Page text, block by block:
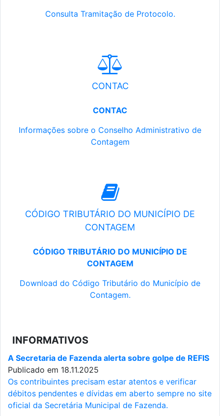
Consulta Tramitação de Protocolo.
CONTAC
CONTAC
Informações sobre o Conselho Administrativo de
Contagem
CÓDIGO TRIBUTÁRIO DO MUNICÍPIO DE
CONTAGEM
CÓDIGO TRIBUTÁRIO DO MUNICÍPIO DE
CONTAGEM
Download do Código Tributário do Município de
Contagem.
INFORMATIVOS
A Secretaria de Fazenda alerta sobre golpe de REFIS
Publicado em 18.11.2025
Os contribuintes precisam estar atentos e verificar
débitos pendentes e dívidas em aberto sempre no site
oficial da Secretária Municipal de Fazenda.